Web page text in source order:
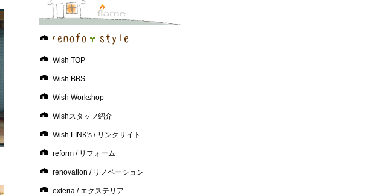
Wish TOP
Wish BBS
Wish Workshop
Wishスタッフ紹介
Wish LINK's / リンクサイト
reform / リフォーム
renovation / リノベーション
exteria / エクステリア